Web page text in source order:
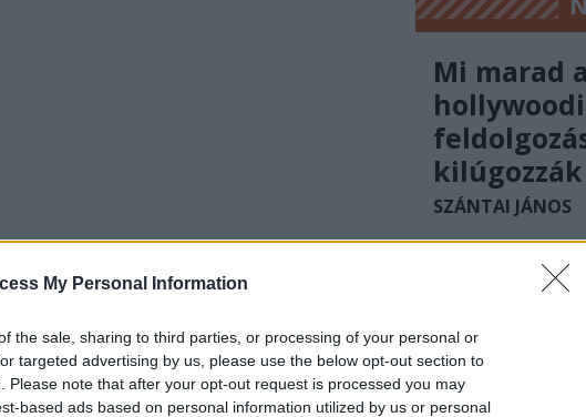
My Personal Information
the sale, sharing to third parties, or processing of your personal or
targeted advertising by us, please use the below opt-out section to
Please note that after your opt-out request is processed you may
based ads based on personal information utilized by us or personal
Mi marad
hollywoodi
SZÁNTAI JÁNOS
Egy tökéletes
táborokkal, no
eredmény: egy
irodalmi műről.